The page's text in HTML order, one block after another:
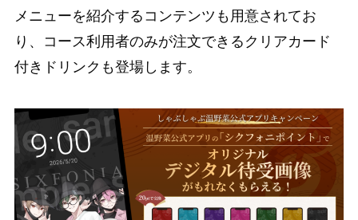
メニューを紹介するコンテンツも用意されてお
り、コース利用者のみが注文できるクリアカード
付きドリンクも登場します。